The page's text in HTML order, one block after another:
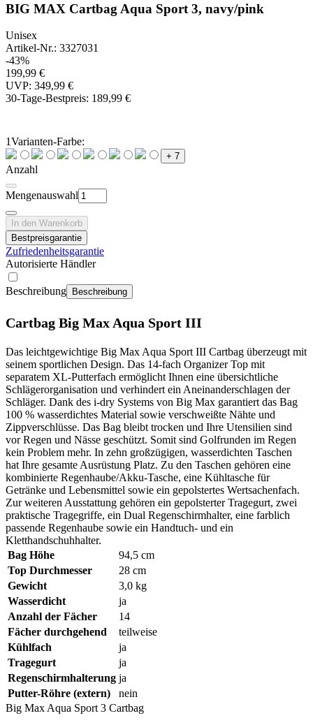
BIG MAX Cartbag Aqua Sport 3, navy/pink
Unisex
Artikel-Nr.: 3327031
-43%
199,99 €
UVP: 349,99 €
30-Tage-Bestpreis: 189,99 €
1Varianten-Farbe:
+ 7
Anzahl
Mengenauswahl
In den Warenkorb
Bestpreisgarantie
Zufriedenheitsgarantie
Autorisierte Händler
Beschreibung Beschreibung
Cartbag Big Max Aqua Sport III
Das leichtgewichtige Big Max Aqua Sport III Cartbag überzeugt mit
seinem sportlichen Design. Das 14-fach Organizer Top mit
separatem XL-Putterfach ermöglicht Ihnen eine übersichtliche
Schlägerorganisation und verhindert ein Aneinanderschlagen der
Schläger. Dank des i-dry Systems von Big Max garantiert das Bag
100 % wasserdichtes Material sowie verschweißte Nähte und
Zippverschlüsse. Das Bag bleibt trocken und Ihre Utensilien sind
vor Regen und Nässe geschützt. Somit sind Golfrunden im Regen
kein Problem mehr. In zehn großzügigen, wasserdichten Taschen
hat Ihre gesamte Ausrüstung Platz. Zu den Taschen gehören eine
kombinierte Regenhaube/Akku-Tasche, eine Kühltasche für
Getränke und Lebensmittel sowie ein gepolstertes Wertsachenfach.
Zur weiteren Ausstattung gehören ein gepolsterter Tragegurt, zwei
praktische Tragegriffe, ein Dual Regenschirmhalter, eine farblich
passende Regenhaube sowie ein Handtuch- und ein
Kletthandschuhhalter.
Bag Höhe
94,5 cm
Top Durchmesser
28 cm
Gewicht
3,0 kg
Wasserdicht
ja
Anzahl der Fächer
14
Fächer durchgehend
teilweise
Kühlfach
ja
Tragegurt
ja
Regenschirmhalterung ja
Putter-Röhre (extern)
nein
Big Max Aqua Sport 3 Cartbag